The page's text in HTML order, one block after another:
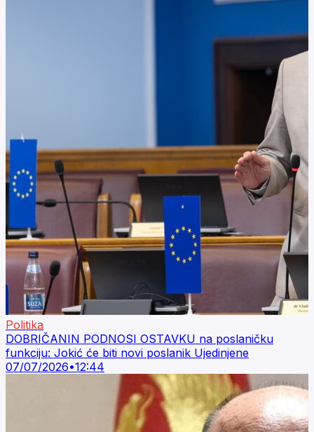
Politika
DOBRIČANIN PODNOSI OSTAVKU na poslaničku
funkciju: Jokić će biti novi poslanik Ujedinjene
07/07/2026•12:44